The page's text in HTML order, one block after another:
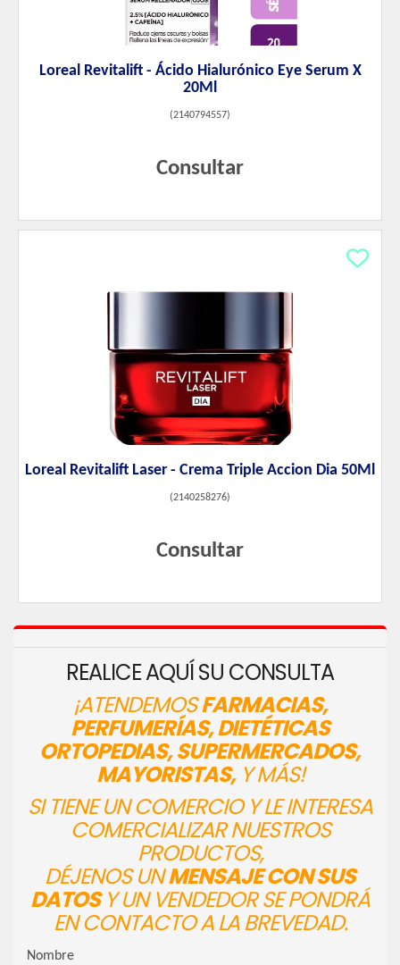
Loreal Revitalift - Ácido Hialurónico Eye Serum X
20Ml
(2140794557)
Consultar
Loreal Revitalift Laser - Crema Triple Accion Dia 50Ml
(2140258276)
Consultar
REALICE AQUÍ SU CONSULTA
¡ATENDEMOSFARMACIAS,
PERFUMERÍAS, DIETÉTICAS
ORTOPEDIAS, SUPERMERCADOS,
MAYORISTAS,Y MÁS!
SI TIENE UN COMERCIO Y LE INTERESA
COMERCIALIZAR NUESTROS
PRODUCTOS,
DÉJENOS UNMENSAJE CON SUS
DATOSY UN VENDEDOR SE PONDRÁ
EN CONTACTO A LA BREVEDAD.
Nombre